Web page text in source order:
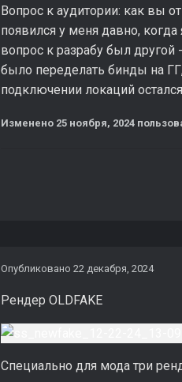
Вопрос к аудитории: как вы
появился у меня давно,
вопрос к разрабу был
было переделать бинды на
подключении локаций
Изменено 25 ноября, 2024
Опубликовано 22 декабря, 2024
Рендер OLDFAKE
Специально для мода три